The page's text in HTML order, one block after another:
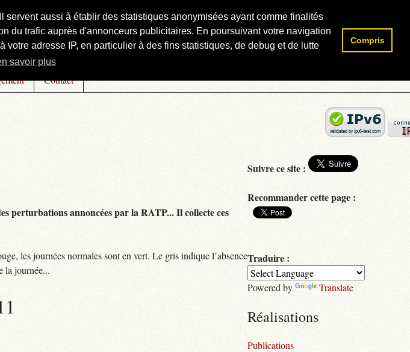
aussi à établir des statistiques anonymisées ayant comme finalités
du trafic auprès d'annonceurs publicitaires. En poursuivant votre navigation
adresse IP, en particulier à des fins statistiques, de debug et de lutte
savoir plus
Compris
Contact
perturbations annoncées par la RATP... Il collecte ces
les journées normales sont en vert. Le gris indique l’absence
la journée...
Rechercher :
Suivre ce site :
Recommander cette page :
Traduire :
Powered by Translate
Réalisations
Publications